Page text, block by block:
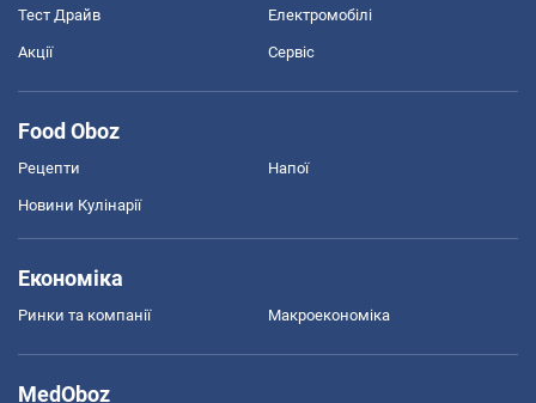
Тест Драйв Електромобілі
Акції Сервіс
Food Oboz
Рецепти Напої
Новини Кулінарії
Економіка
Ринки та компанії Макроекономіка
MedOboz